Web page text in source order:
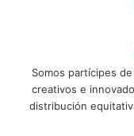
Somos partícipes
creativos e
distribución